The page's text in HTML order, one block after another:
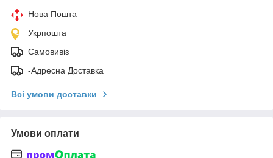
Нова Пошта
Укрпошта
Самовивіз
-Адресна Доставка
Всі умови доставки
Умови оплати